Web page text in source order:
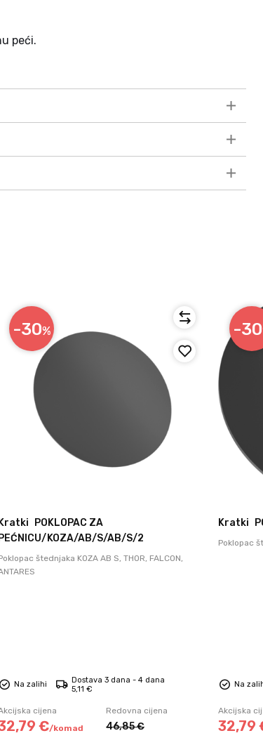
peći.
-30%
Kratki
POKLOPAC ZA
PEĆNICU/KOZA/AB/S/AB/S/2
štednjaka KOZA AB S, THOR, FALCON,
Na zalihi
Dostava 3 dana - 4 dana
5,11 €
cijena
79 €/komad
Redovna cijena
46,85€
-30
Kratki
Poklopac
Na
Akcijska
32,79